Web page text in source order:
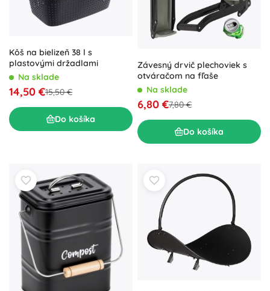
Kôš na bielizeň 38 l s
plastovými držadlami
Na sklade
14,50 €15,50 €
Do košíka
Závesný drvič plechoviek s
otváračom na fľaše
Na sklade
6,80 €7,80 €
Do košíka